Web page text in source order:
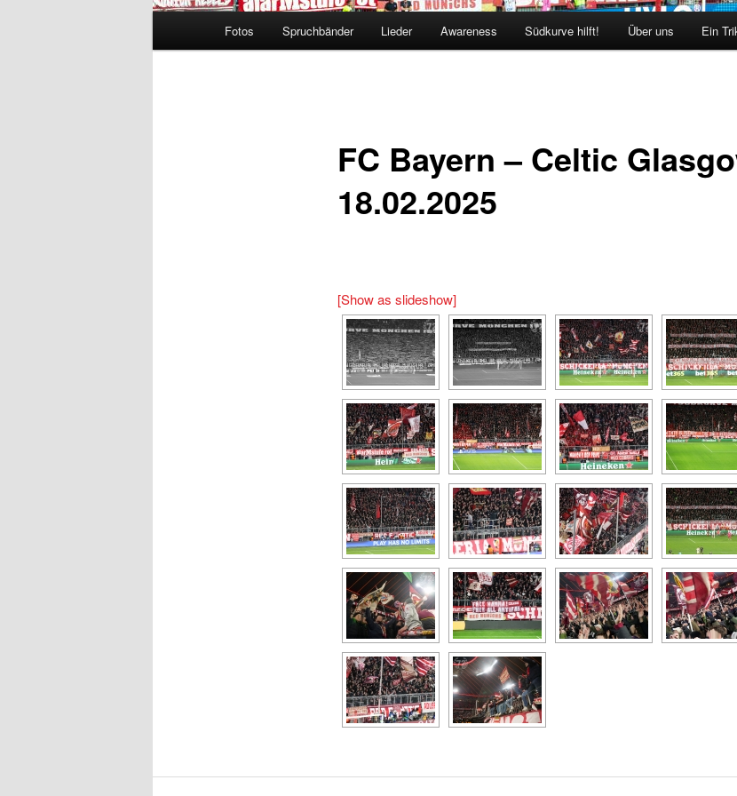
Fotos Spruchbänder Lieder Awareness Südkurve hilft! Über uns Ein
FC Bayern – Celtic
18.02.2025
[Show as slideshow]